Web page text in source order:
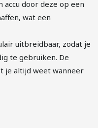
accu door deze op een
wat een
uitbreidbaar, zodat je
te gebruiken. De
je altijd weet wanneer